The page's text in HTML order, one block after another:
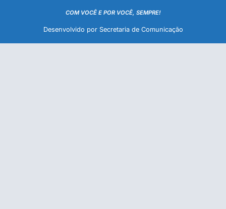
COM VOCÊ E POR VOCÊ, SEMPRE!
Desenvolvido por Secretaria de Comunicação